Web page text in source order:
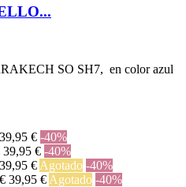
SO SH7, en color azul
39,95 € -40%
39,95 € -40%
39,95 € Agotado -40%
39,95 € Agotado -40%